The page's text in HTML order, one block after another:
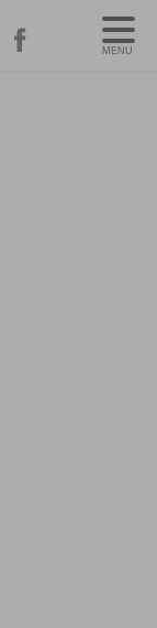
MENU